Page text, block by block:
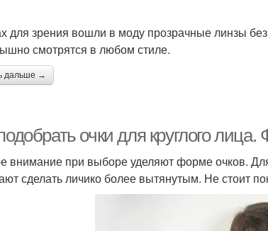
для зрения вошли в моду прозрачные линзы
смотрятся в любом стиле.
дальше →
очки для круглого
внимание при выборе уделяют форме очков.
сделать личико более вытянутым. Не стоит